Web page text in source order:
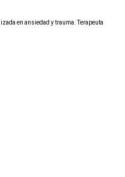
en ansiedad y trauma. Terapeuta